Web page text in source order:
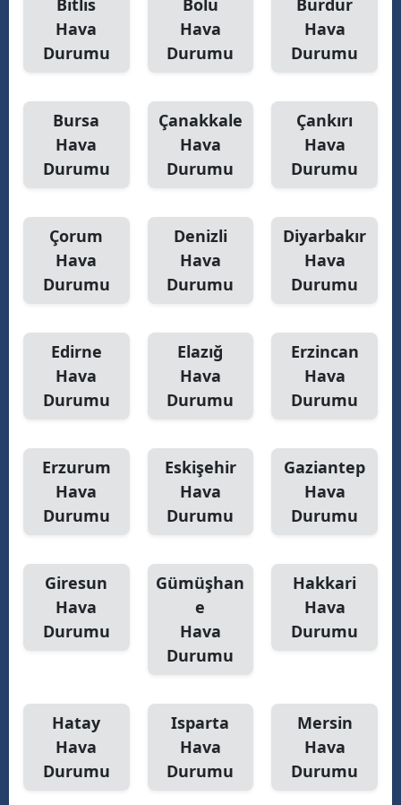
Yozgat
Zonguldak
Aksaray
Bayburt
Karaman
Kırıkkale
Batman
Şırnak
Ardahan
Iğdır
Karabük
Kilis
Düzce
Bitlis
Hava
Durumu
Bolu
Hava
Durumu
Burdur
Hava
Durumu
Bursa
Hava
Durumu
Çanakkale
Hava
Durumu
Çankırı
Hava
Durumu
Çorum
Hava
Durumu
Denizli
Hava
Durumu
Diyarbakır
Hava
Durumu
Edirne
Hava
Durumu
Elazığ
Hava
Durumu
Erzincan
Hava
Durumu
Erzurum
Hava
Durumu
Eskişehir
Hava
Durumu
Gaziantep
Hava
Durumu
Giresun
Hava
Durumu
Gümüşhan
e
Hava
Durumu
Hakkari
Hava
Durumu
Hatay
Hava
Durumu
Isparta
Hava
Durumu
Mersin
Hava
Durumu